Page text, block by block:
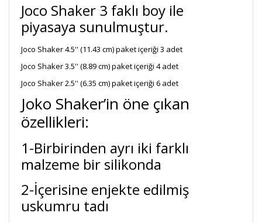
Joco Shaker 3 faklı boy ile
piyasaya sunulmuştur.
Joco Shaker 4.5'' (11.43 cm) paket içeriği 3 adet
Joco Shaker 3.5'' (8.89 cm) paket içeriği 4 adet
Joco Shaker 2.5'' (6.35 cm) paket içeriği 6 adet
Joko Shaker’in öne çıkan
özellikleri:
1-Birbirinden ayrı iki farklı
malzeme bir silikonda
2-İçerisine enjekte edilmiş
uskumru tadı